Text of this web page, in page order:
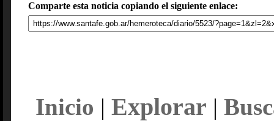
Comparte esta noticia copiando el siguiente enlace:
Inicio | Explorar |